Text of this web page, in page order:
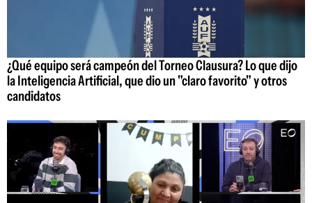
¿Qué equipo será campeón del Torneo Clausura? Lo que dijo
la Inteligencia Artificial, que dio un "claro favorito" y otros
candidatos